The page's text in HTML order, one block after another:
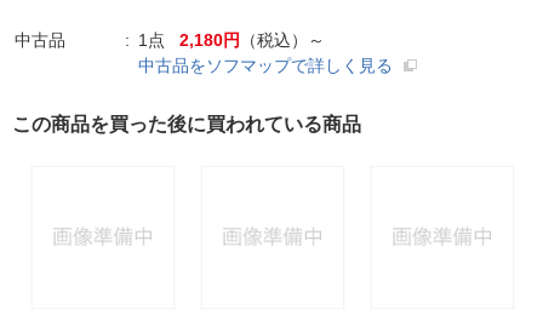
中古品 1点 2,180円
（税込）～
中古品をソフマップで詳しく見る
この商品を買った後に買われている商品